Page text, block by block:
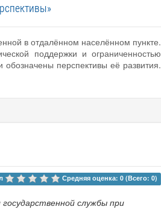
в отдалённом населённом пункте.
поддержки и ограниченностью
перспективы её развития.
Средняя оценка: 0 (Всего: 0)
службы при